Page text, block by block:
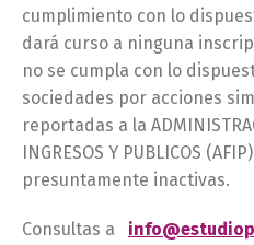
cumplimiento con lo
dará curso a ninguna
no se cumpla con lo
sociedades por acciones
reportadas a la
INGRESOS Y PUBLICOS
presuntamente inactivas.
Consultas a